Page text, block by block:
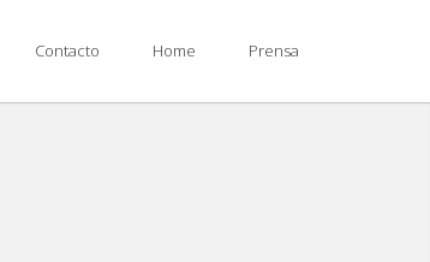
Contacto Home Prensa